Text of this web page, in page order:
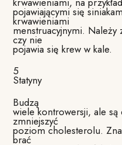
pojawiającymi się
krwawieniami
menstruacyjnymi. Należy
czy nie
pojawia się krew w kale.
5
Statyny
Budzą
wiele kontrowersji, ale są
zmniejszyć
poziom cholesterolu.
brać